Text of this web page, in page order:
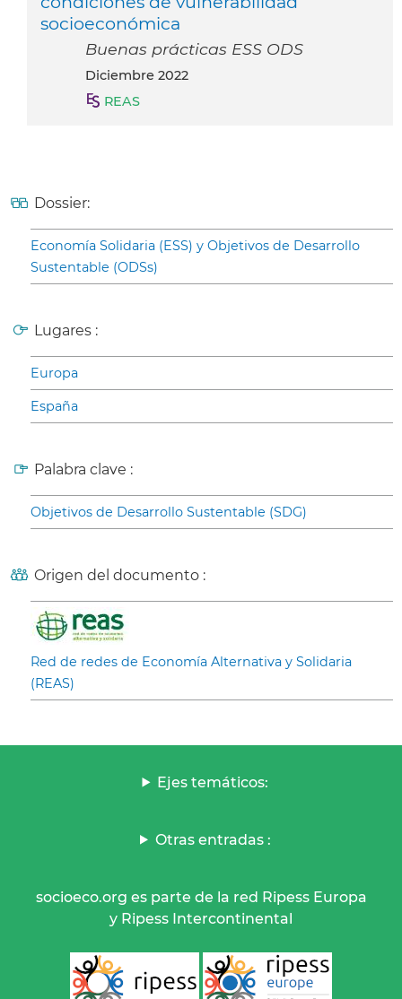
socioeconómica
Buenas prácticas ESS ODS
diciembre 2022
REAS
Dossier:
Economía Solidaria (ESS) y Objetivos de Desarrollo
Sustentable (ODSs)
Lugares :
Europa
España
Palabra clave :
Objetivos de Desarrollo Sustentable (SDG)
Origen del documento :
Red de redes de Economía Alternativa y Solidaria
(REAS)
Ejes temáticos:
Otras entradas :
socioeco.org es parte de la red Ripess Europa
y Ripess Intercontinental